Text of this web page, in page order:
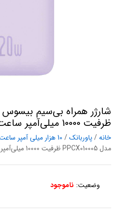
ظرفیت 10000 میلی‌آمپر ساعت
خانه/پاوربانک/ 10 هزار میلی آمپر ساعت
مدل PPCX010005 ظرفیت 10000 میلی‌آمپر ساعت
وضعیت: ناموجود